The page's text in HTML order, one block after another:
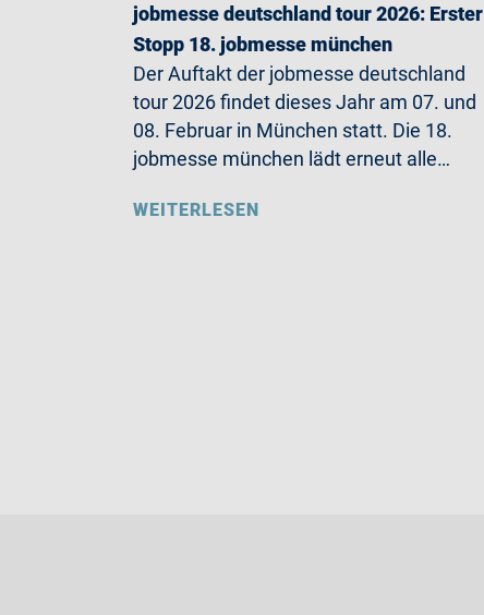
jobmesse deutschland tour 2026: Erster
Stopp 18. jobmesse münchen
Der Auftakt der jobmesse deutschland
tour 2026 findet dieses Jahr am 07. und
08. Februar in München statt. Die 18.
jobmesse münchen lädt erneut alle…
WEITERLESEN